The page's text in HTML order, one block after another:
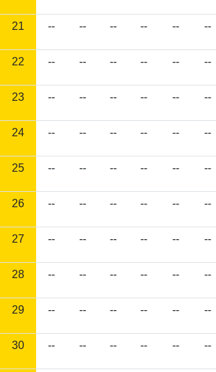
21 -- -- -- -- -- --
22 -- -- -- -- -- --
23 -- -- -- -- -- --
24 -- -- -- -- -- --
25 -- -- -- -- -- --
26 -- -- -- -- -- --
27 -- -- -- -- -- --
28 -- -- -- -- -- --
29 -- -- -- -- -- --
30 -- -- -- -- -- --